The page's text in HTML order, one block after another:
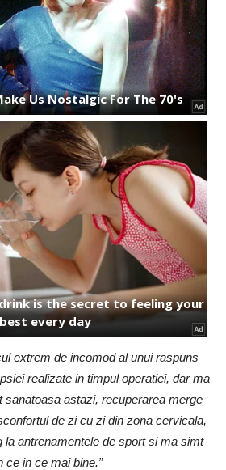
extrem de incomod al unui raspuns
realizate in timpul operatiei, dar ma
sanatoasa astazi, recuperarea merge
de zi cu zi din zona cervicala,
la antrenamentele de sport si ma simt
ce in ce mai bine.”